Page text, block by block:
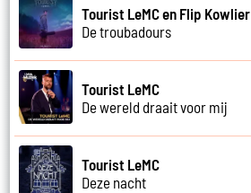
Tourist LeMC en Flip Kowlier
De troubadours
Tourist LeMC
De wereld draait voor mij
Tourist LeMC
Deze nacht